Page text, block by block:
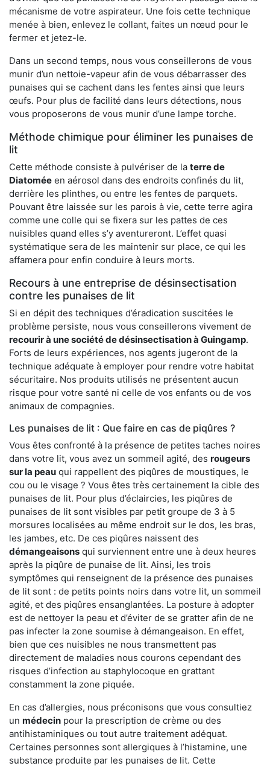
mécanisme de votre aspirateur. Une fois cette technique
menée à bien, enlevez le collant, faites un nœud pour le
fermer et jetez-le.
Dans un second temps, nous vous conseillerons de vous
munir d’un nettoie-vapeur afin de vous débarrasser des
punaises qui se cachent dans les fentes ainsi que leurs
œufs. Pour plus de facilité dans leurs détections, nous
vous proposerons de vous munir d’une lampe torche.
Méthode chimique pour éliminer les punaises de
lit
Cette méthode consiste à pulvériser de la terre de
Diatomée en aérosol dans des endroits confinés du lit,
derrière les plinthes, ou entre les fentes de parquets.
Pouvant être laissée sur les parois à vie, cette terre agira
comme une colle qui se fixera sur les pattes de ces
nuisibles quand elles s’y aventureront. L’effet quasi
systématique sera de les maintenir sur place, ce qui les
affamera pour enfin conduire à leurs morts.
Recours à une entreprise de désinsectisation
contre les punaises de lit
Si en dépit des techniques d’éradication suscitées le
problème persiste, nous vous conseillerons vivement de
recourir à une société de désinsectisation à Guingamp.
Forts de leurs expériences, nos agents jugeront de la
technique adéquate à employer pour rendre votre habitat
sécuritaire. Nos produits utilisés ne présentent aucun
risque pour votre santé ni celle de vos enfants ou de vos
animaux de compagnies.
Les punaises de lit : Que faire en cas de piqûres ?
Vous êtes confronté à la présence de petites taches noires
dans votre lit, vous avez un sommeil agité, des rougeurs
sur la peau qui rappellent des piqûres de moustiques, le
cou ou le visage ? Vous êtes très certainement la cible des
punaises de lit. Pour plus d’éclaircies, les piqûres de
punaises de lit sont visibles par petit groupe de 3 à 5
morsures localisées au même endroit sur le dos, les bras,
les jambes, etc. De ces piqûres naissent des
démangeaisons qui surviennent entre une à deux heures
après la piqûre de punaise de lit. Ainsi, les trois
symptômes qui renseignent de la présence des punaises
de lit sont : de petits points noirs dans votre lit, un sommeil
agité, et des piqûres ensanglantées. La posture à adopter
est de nettoyer la peau et d’éviter de se gratter afin de ne
pas infecter la zone soumise à démangeaison. En effet,
bien que ces nuisibles ne nous transmettent pas
directement de maladies nous courons cependant des
risques d’infection au staphylocoque en grattant
constamment la zone piquée.
En cas d’allergies, nous préconisons que vous consultiez
un médecin pour la prescription de crème ou des
antihistaminiques ou tout autre traitement adéquat.
Certaines personnes sont allergiques à l’histamine, une
substance produite par les punaises de lit. Cette